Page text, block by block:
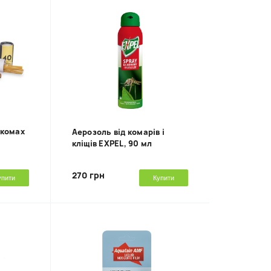
Аерозоль від комарів і
кліщів EXPEL, 90 мл
270 грн Купити